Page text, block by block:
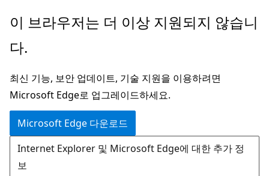
주
콘
츠
로
건
너
뛰
기
페
지
탐
색
으
로
건
너
이 브라우저는 더 이상 지원되지 않습니
다.
최신 기능, 보안 업데이트, 기술 지원을 이용하려면
Microsoft Edge로 업그레이드하세요.
Microsoft Edge 다운로드
Internet Explorer 및 Microsoft Edge에 대한 추가 정
보